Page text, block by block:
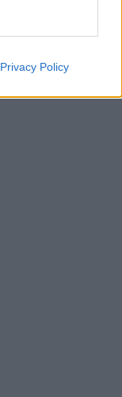
Privacy Policy